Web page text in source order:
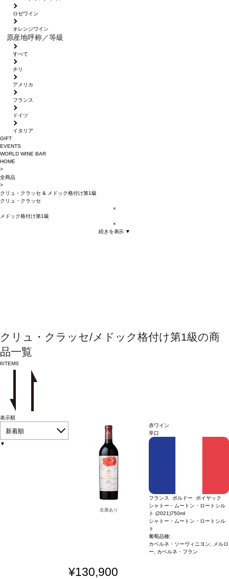
ロゼワイン
オレンジワイン
原産地呼称／等級
すべて
チリ
アメリカ
フランス
ドイツ
イタリア
GIFT
EVENTS
WORLD WINE BAR
HOME
>
全商品
>
クリュ・クラッセ &
メドック格付け第1級
クリュ・クラッセ
×
メドック格付け第1級
×
続きを表示 ▼
クリュ・クラッセ/メドック格付け第1級の商
品一覧
6ITEMS
表示順
新着順
▼
在庫あり
赤ワイン
辛口
フランス ボルドー ポイヤック
シャトー・ムートン・ロートシル
ト (2021)750ml
シャトー・ムートン・ロートシル
ト
葡萄品種:
カベルネ・ソーヴィニヨン, メルロ
ー, カベルネ・フラン
¥130,900